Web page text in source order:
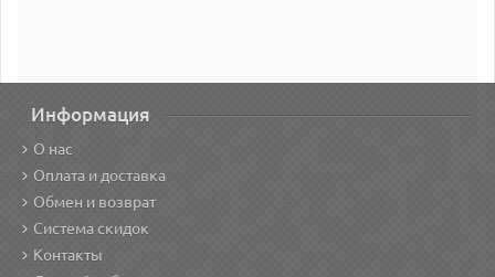
Информация
О нас
Оплата и доставка
Обмен и возврат
Система скидок
Контакты